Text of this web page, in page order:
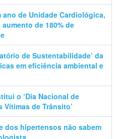
ano de Unidade Cardiológica,
de 180% de
de Sustentabilidade’ da
em eficiência ambiental e
o ‘Dia Nacional de
Vítimas de Trânsito’
dos hipertensos não sabem